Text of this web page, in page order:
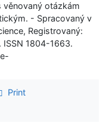
otázkám
- Spracovaný v
Registrovaný:
ISSN 1804-1663.
Print